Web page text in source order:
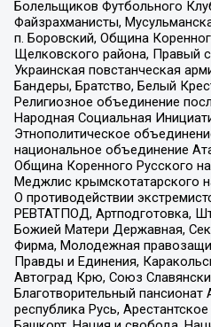
Болельщиков Футбольного
Файзрахманисты,
п. Боровский, Община
Щелковского района, Правый
Украинская повстанческая
Бандеры, Братство, Белый
Религиозное объединение
Народная Социальная
Этнополитическое
национальное объединение
Община Коренного Русского
Меджлис крымскотатарского
О противодействии
РЕВТАТПОД, Артподготовка,
Божией Матери Державная,
Фирма, Молодежная
Правды и Единения,
Автоград Крю, Союз
Благотворительный пансионат
республика Русь,